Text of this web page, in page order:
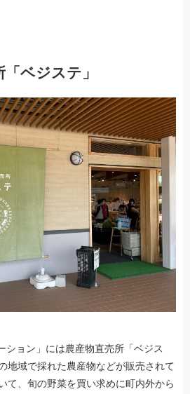
ベジステ」
ション」には農産物直売所「ベジス
地域で採れた農産物などが販売されて
て、旬の野菜を買い求めに町内外から